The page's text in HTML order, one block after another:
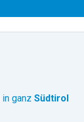
in ganz Südtirol